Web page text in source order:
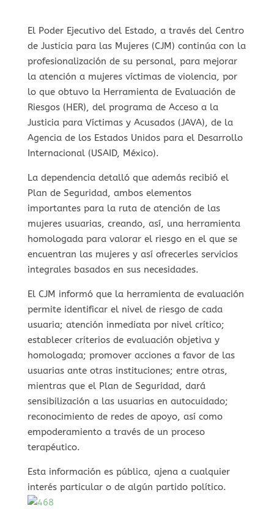
El Poder Ejecutivo del Estado, a través del Centro
de Justicia para las Mujeres (CJM) continúa con la
profesionalización de su personal, para mejorar
la atención a mujeres víctimas de violencia, por
lo que obtuvo la Herramienta de Evaluación de
Riesgos (HER), del programa de Acceso a la
Justicia para Víctimas y Acusados (JAVA), de la
Agencia de los Estados Unidos para el Desarrollo
Internacional (USAID, México).
La dependencia detalló que además recibió el
Plan de Seguridad, ambos elementos
importantes para la ruta de atención de las
mujeres usuarias, creando, así, una herramienta
homologada para valorar el riesgo en el que se
encuentran las mujeres y así ofrecerles servicios
integrales basados en sus necesidades.
El CJM informó que la herramienta de evaluación
permite identificar el nivel de riesgo de cada
usuaria; atención inmediata por nivel crítico;
establecer criterios de evaluación objetiva y
homologada; promover acciones a favor de las
usuarias ante otras instituciones; entre otras,
mientras que el Plan de Seguridad, dará
sensibilización a las usuarias en autocuidado;
reconocimiento de redes de apoyo, así como
empoderamiento a través de un proceso
terapéutico.
Esta información es pública, ajena a cualquier
interés particular o de algún partido político.